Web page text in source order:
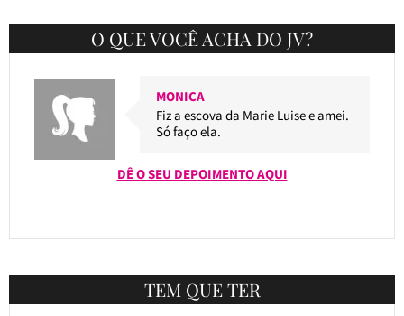
O QUE VOCÊ ACHA DO JV?
MONICA
Fiz a escova da Marie Luise e amei.
Só faço ela.
DÊ O SEU DEPOIMENTO AQUI
TEM QUE TER